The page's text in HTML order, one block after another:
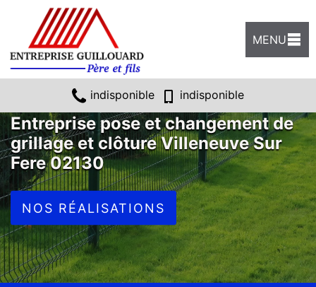
MENU
indisponible indisponible
Entreprise pose et changement de
grillage et clôture Villeneuve Sur
Fere 02130
NOS RÉALISATIONS